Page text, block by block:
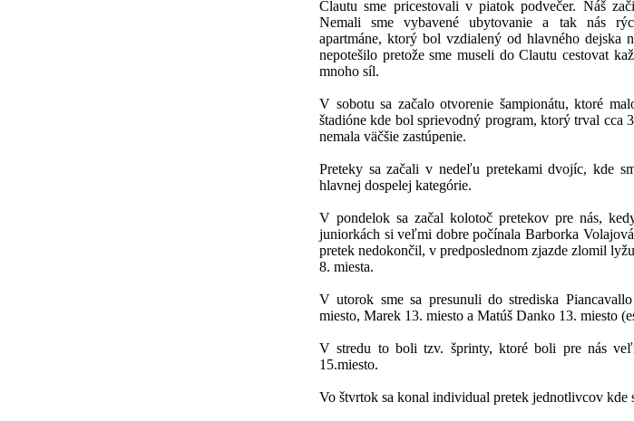
Clautu sme pricestovali v piatok podvečer. Náš
Nemali sme vybavené ubytovanie a tak nás
apartmáne, ktorý bol vzdialený od hlavného dejska
nepotešilo pretože sme museli do Clautu cestovat
mnoho síl.
V sobotu sa začalo otvorenie šampionátu, ktoré
štadióne kde bol sprievodný program, ktorý trval cca
nemala väčšie zastúpenie.
Preteky sa začali v nedeľu pretekami dvojíc, kde
hlavnej dospelej kategórie.
V pondelok sa začal kolotoč pretekov pre nás,
juniorkách si veľmi dobre počínala Barborka
pretek nedokončil, v predposlednom zjazde zlomil
8. miesta.
V utorok sme sa presunuli do strediska
miesto, Marek 13. miesto a Matúš Danko 13. miesto
V stredu to boli tzv. šprinty, ktoré boli pre nás
15.miesto.
Vo štvrtok sa konal individual pretek jednotlivcov kde